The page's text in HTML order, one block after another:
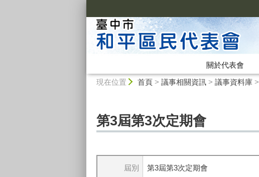
關於代表會
現在位置 首頁> 議事相關資訊> 議事資料庫>
第3屆第3次定期會
屆別 第3屆第3次定期會